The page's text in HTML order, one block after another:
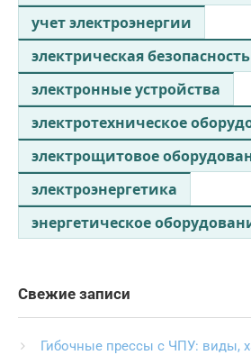
учет электроэнергии
электрическая безопасность
электронные устройства
электротехническое
электрощитовое
электроэнергетика
энергетическое
Свежие записи
Гибочные прессы с ЧПУ: виды,